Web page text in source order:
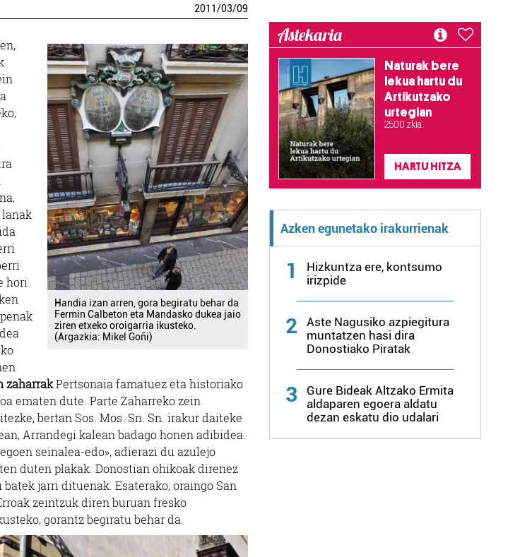
2011/03/09
Handia izan arren, gora begiratu behar da
Fermin Calbeton eta Mandasko dukea jaio
ziren etxeko oroigarria ikusteko.
(Argazkia: Mikel Goñi)
lanak
hori
zaharrakPertsonaia famatuez eta historiako
ematen dute. Parte Zaharreko zein
bertan Sos. Mos. Sn. Sn. irakur daiteke
Arrandegi kalean badago honen adibidea.
seinalea-edo», adierazi du azulejo
duten plakak. Donostian ohikoak direnez
jarri dituenak. Esaterako, oraingo San
zeintzuk diren buruan fresko
gorantz begiratu behar da.
Astekaria
Naturak bere
lekua hartu du
Artikutzako
urtegian
2.500 zkia.
HARTU HITZA
Azken egunetako irakurrienak
1
Hizkuntza ere, kontsumo
irizpide
2
Aste Nagusiko azpiegitura
muntatzen hasi dira
Donostiako Piratak
3
Gure Bideak Altzako Ermita
aldaparen egoera aldatu
dezan eskatu dio udalari